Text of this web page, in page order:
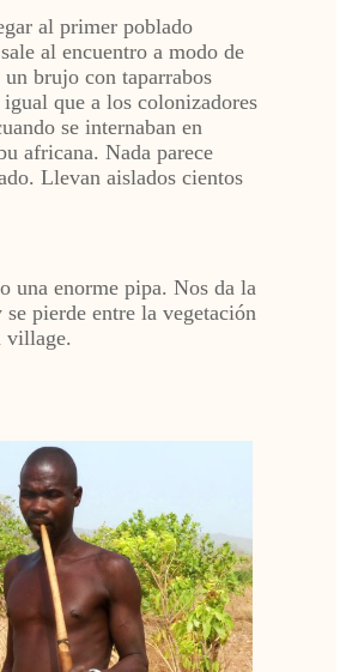
al primer poblado
al encuentro a modo de
brujo con taparrabos
igual que a los colonizadores
se internaban en
africana. Nada parece
Llevan aislados cientos
una enorme pipa. Nos da la
pierde entre la vegetación
village.